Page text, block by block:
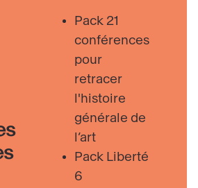
Pack 21
conférences
pour
retracer
l'histoire
générale de
l’art
Pack Liberté
6